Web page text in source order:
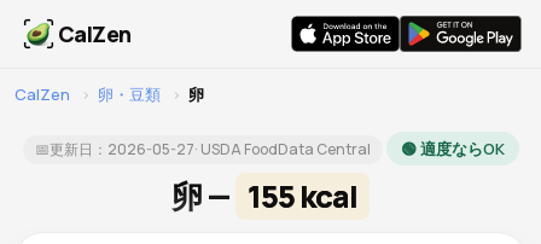
CalZen
CalZen › 卵・豆類 › 卵
📅更新日： 2026-05-27· USDA FoodData Central 🟢 適度ならOK
卵 — 155 kcal